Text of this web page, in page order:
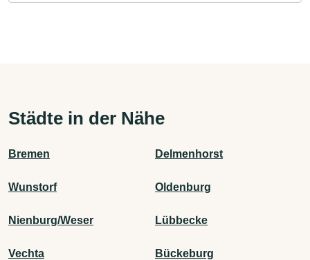
Städte in der Nähe
Bremen Delmenhorst
Wunstorf Oldenburg
Nienburg/Weser Lübbecke
Vechta Bückeburg